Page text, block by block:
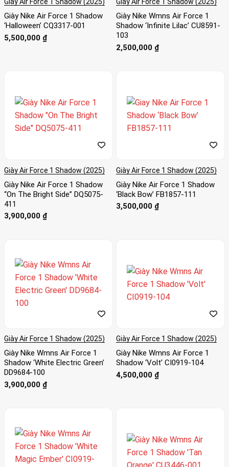
Giày Air Force 1 Shadow (2025)
Giày Nike Air Force 1 Shadow
‘Halloween’ CQ3317-001
5,500,000 ₫
Giày Air Force 1 Shadow (2025)
Giày Nike Wmns Air Force 1
Shadow ‘Infinite Lilac’ CU8591-
103
2,500,000 ₫
Giày Air Force 1 Shadow (2025)
Giày Nike Air Force 1 Shadow
“On The Bright Side” DQ5075-
411
3,900,000 ₫
Giày Air Force 1 Shadow (2025)
Giày Nike Air Force 1 Shadow
‘Black Bow’ FB1857-111
3,500,000 ₫
Giày Air Force 1 Shadow (2025)
Giày Nike Wmns Air Force 1
Shadow ‘White Electric Green’
DD9684-100
3,900,000 ₫
Giày Air Force 1 Shadow (2025)
Giày Nike Wmns Air Force 1
Shadow ‘Volt’ CI0919-104
4,500,000 ₫